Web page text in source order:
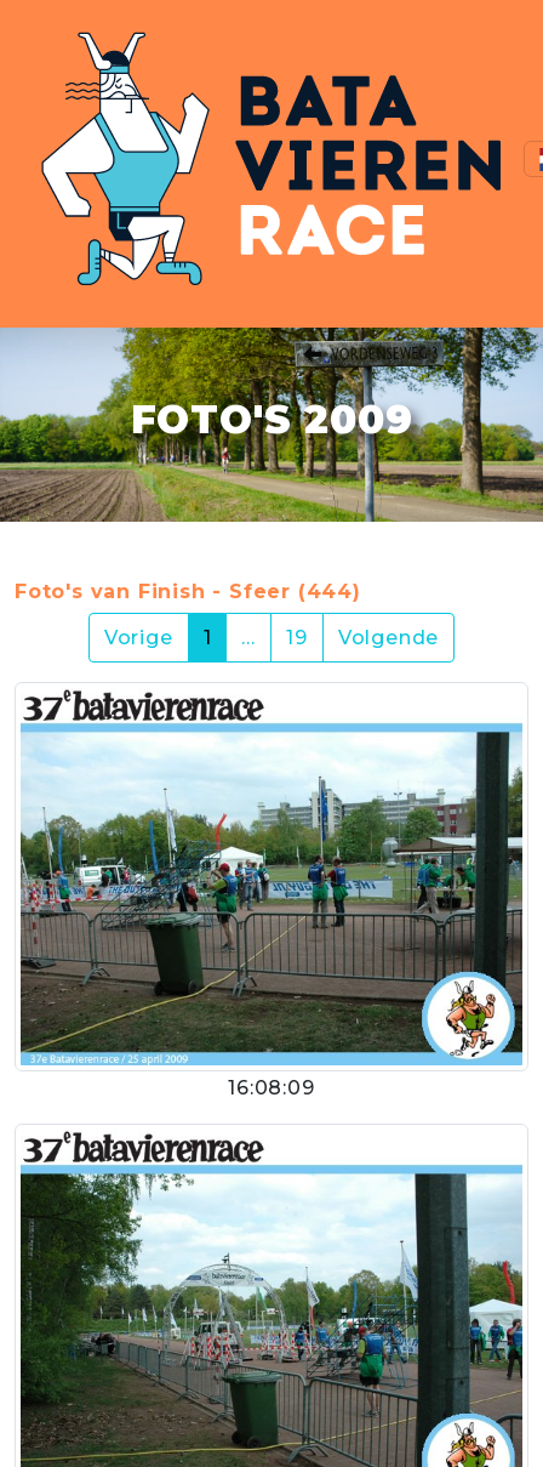
FOTO'S 2009
Foto's van Finish - Sfeer (444)
Vorige
1 (current)
… 19 Volgende
16:08:09